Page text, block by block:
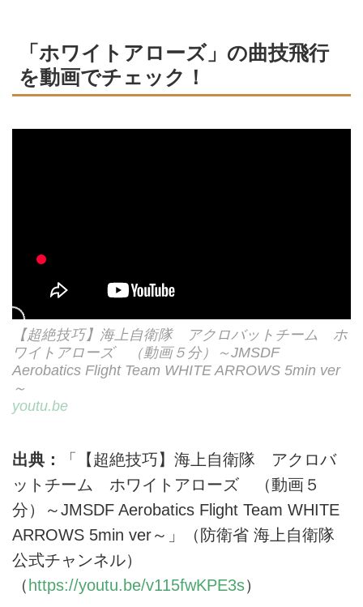
「ホワイトアローズ」の曲技飛行
を動画でチェック！
【超絶技巧】海上自衛隊 アクロバットチーム ホ
ワイトアローズ （動画５分）～JMSDF
Aerobatics Flight Team WHITE ARROWS 5min ver
～
youtu.be
出典：
「【超絶技巧】海上自衛隊 アクロバ
ットチーム ホワイトアローズ （動画５
分）～JMSDF Aerobatics Flight Team WHITE
ARROWS 5min ver～」（防衛省 海上自衛隊
公式チャンネル）
（https://youtu.be/v115fwKPE3s）